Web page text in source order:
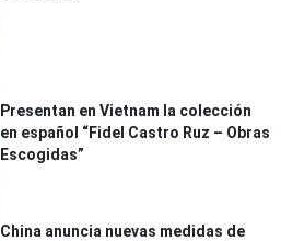
Presentan en Vietnam la colección
en español “Fidel Castro Ruz – Obras
Escogidas”
China anuncia nuevas medidas de